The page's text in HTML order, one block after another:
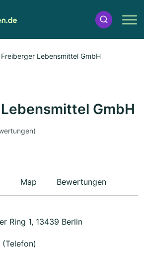
Freiberger Lebensmittel GmbH
GmbH
Map Bewertungen
Ring 1, 13439 Berlin
(Telefon)